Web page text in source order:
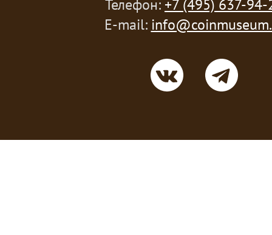
Телефон: +7 (495) 637-94-
E-mail: